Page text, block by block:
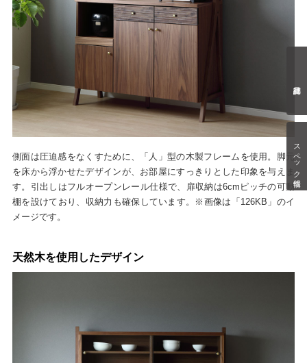
スペック情報
側面は圧迫感をなくすために、「人」型の木製フレームを使用。脚元
を床から浮かせたデザインが、お部屋にすっきりとした印象を与えま
す。引出しはフルオープンレール仕様で、扉収納は6cmピッチの可動
棚を設けており、収納力も確保しています。※画像は「126KB」のイ
メージです。
天然木を使用したデザイン